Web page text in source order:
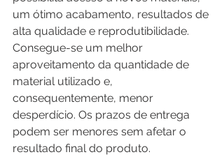
um ótimo acabamento, resultados de
alta qualidade e reprodutibilidade.
Consegue-se um melhor
aproveitamento da quantidade de
material utilizado e,
consequentemente, menor
desperdício. Os prazos de entrega
podem ser menores sem afetar o
resultado final do produto.